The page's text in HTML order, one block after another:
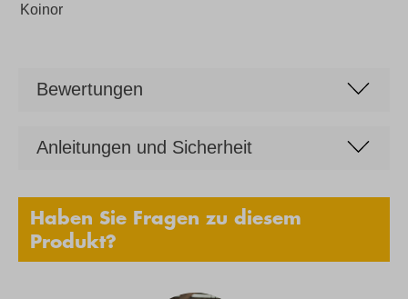
Koinor
Bewertungen
Anleitungen und Sicherheit
Haben Sie Fragen zu diesem
Produkt?